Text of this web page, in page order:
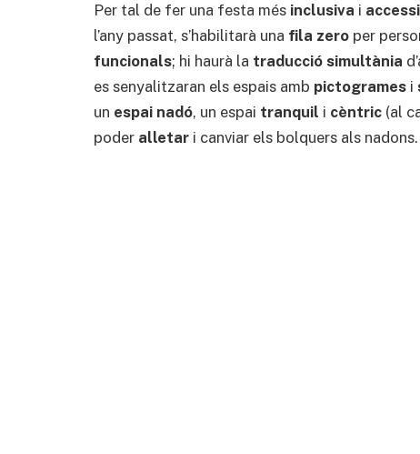
Per tal de fer una festa més inclusiva i
l’any passat, s’habilitarà una fila zero per
funcionals; hi haurà la traducció simultània
es senyalitzaran els espais amb pictogrames i
un espai nadó, un espai tranquil i cèntric (al
poder alletar i canviar els bolquers als nadons.